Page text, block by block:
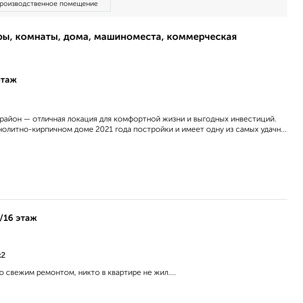
помещение
комнаты, дома, машиноместа, коммерческая
— отличная локация для комфортной жизни и выгодных инвестиций.
кирпичном доме 2021 года постройки и имеет одну из самых удачн...
16 этаж
свежим ремонтом, никто в квартире не жил....